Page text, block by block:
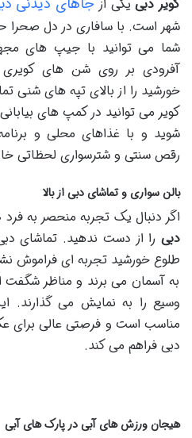
کویر دبییکی از
شهر است. با سافاری در دل صحرا
شما می توانید با جیپ های
آفرودی بر روی شن های
خورشید را از بالای تپه های شنی
کویر می توانید در کمپ های
شوید و با غذاهای محلی و
رقص سنتی و شترسواری لحظاتی
بالن سواری و تماشای دبی از بالا
اگر دنبال یک تجربه منحصر به
دبی را از دست ندهید. تماشای
طلوع خورشید تجربه ای فراموش
به آسمان می برند و مناظر شگفت
وسیع را به نمایش می گذارند.
مناسب است و فرصتی عالی برای
دبی فراهم می کند​.
هیجان ورزش های آبی در پارک های آبی